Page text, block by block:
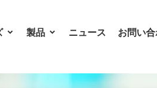
製品 ニュース お問い